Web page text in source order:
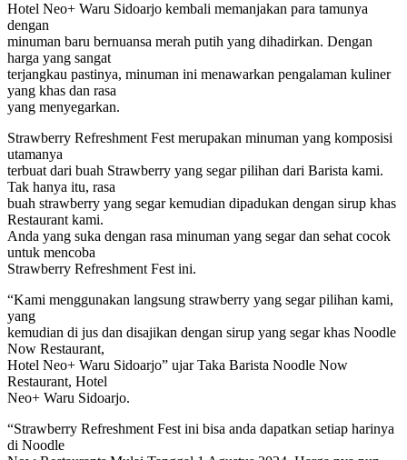
Hotel Neo+ Waru Sidoarjo kembali memanjakan para tamunya
dengan
minuman baru bernuansa merah putih yang dihadirkan. Dengan
harga yang sangat
terjangkau pastinya, minuman ini menawarkan pengalaman kuliner
yang khas dan rasa
yang menyegarkan.
Strawberry Refreshment Fest merupakan minuman yang komposisi
utamanya
terbuat dari buah Strawberry yang segar pilihan dari Barista kami.
Tak hanya itu, rasa
buah strawberry yang segar kemudian dipadukan dengan sirup khas
Restaurant kami.
Anda yang suka dengan rasa minuman yang segar dan sehat cocok
untuk mencoba
Strawberry Refreshment Fest ini.
“Kami menggunakan langsung strawberry yang segar pilihan kami,
yang
kemudian di jus dan disajikan dengan sirup yang segar khas Noodle
Now Restaurant,
Hotel Neo+ Waru Sidoarjo” ujar Taka Barista Noodle Now
Restaurant, Hotel
Neo+ Waru Sidoarjo.
“Strawberry Refreshment Fest ini bisa anda dapatkan setiap harinya
di Noodle